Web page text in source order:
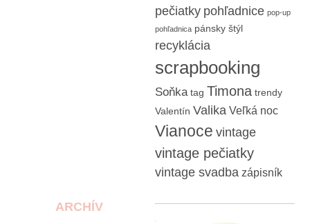
pečiatky pohľadnice pop-up
pohľadnica pánsky štýl
recyklácia
scrapbooking
Soňka tag Timona trendy
Valentín Valika Veľká noc
Vianoce vintage
vintage pečiatky
vintage svadba zápisník
ARCHÍV